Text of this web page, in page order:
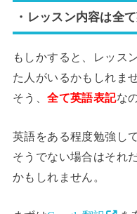
・レッスン内容は全
もしかすると、レッス
た人がいるかもしれませ
そう、全て英語表記な
英語をある程度勉強し
そうでない場合はそれ
かもしれません。